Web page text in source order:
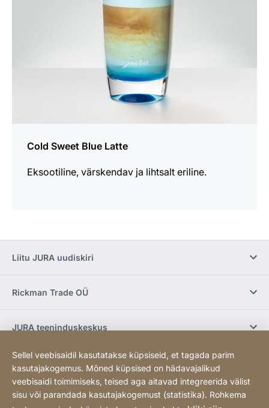
Cold Sweet Blue Latte
Eksootiline, värskendav ja lihtsalt eriline.
Liitu JURA uudiskiri
Rickman Trade OÜ
JURA teeninduskeskus
E-pood / Tingimused
Sotsiaalmeedia
Sellel veebisaidil kasutatakse küpsiseid, et tagada parim
kasutajakogemus. Mõned küpsised on hädavajalikud
veebisaidi toimimiseks, teised aga aitavad integreerida välist
sisu või parandada kasutajakogemust (statistika). Rohkema